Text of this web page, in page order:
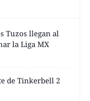
Tuzos llegan al
la Liga MX
de Tinkerbell 2